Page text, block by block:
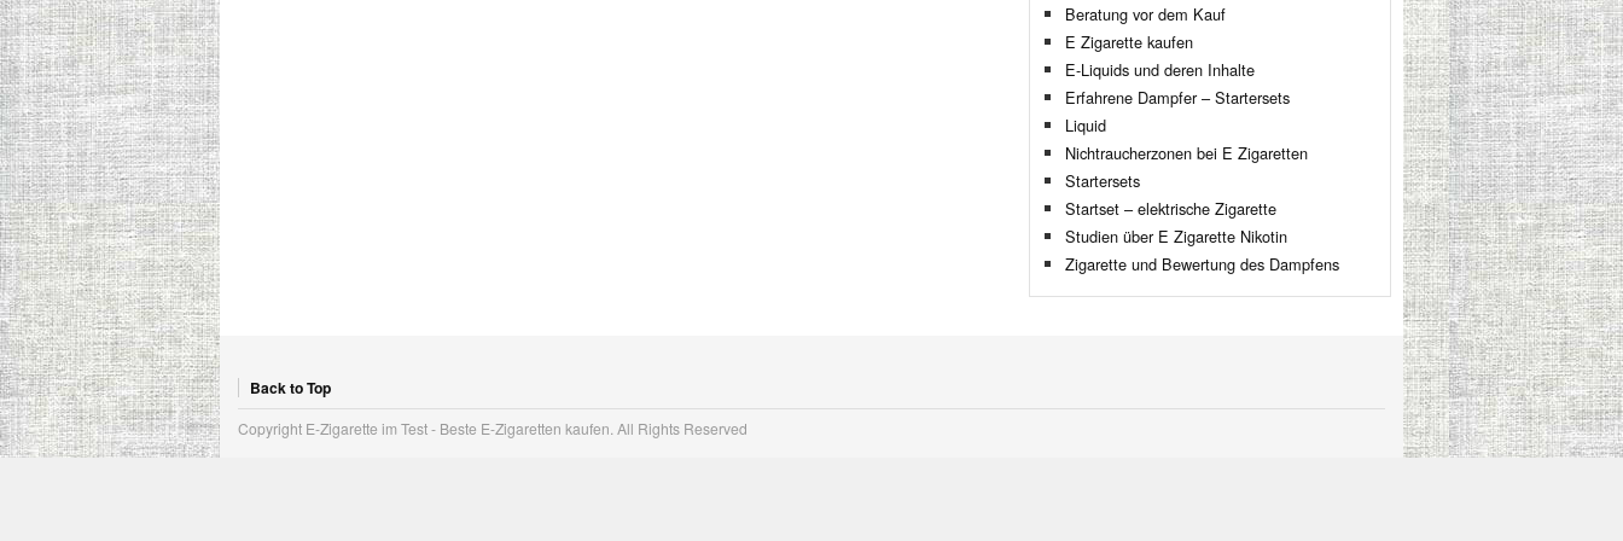
Beratung vor dem Kauf
E Zigarette kaufen
E-Liquids und deren Inhalte
Erfahrene Dampfer – Startersets
Liquid
Nichtraucherzonen bei E Zigaretten
Startersets
Startset – elektrische Zigarette
Studien über E Zigarette Nikotin
Zigarette und Bewertung des Dampfens
Back to Top
Copyright E-Zigarette im Test - Beste E-Zigaretten kaufen. All Rights Reserved